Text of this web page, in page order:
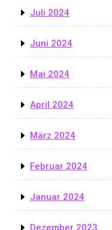
Juli 2024
Juni 2024
Mai 2024
April 2024
März 2024
Februar 2024
Januar 2024
Dezember 2023